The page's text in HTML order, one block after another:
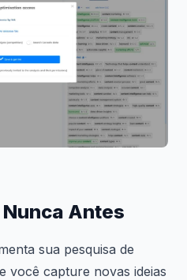
Antes
sua pesquisa de
você capture novas ideias